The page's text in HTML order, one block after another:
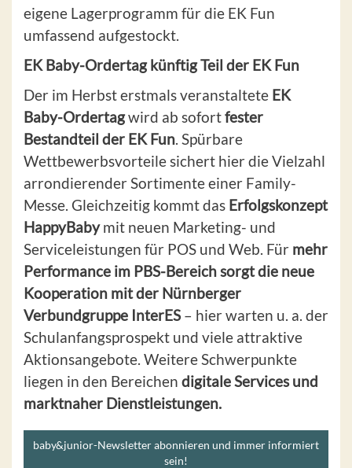
eigene Lagerprogramm für die EK Fun
umfassend aufgestockt.
EK Baby-Ordertag künftig Teil der EK Fun
Der im Herbst erstmals veranstaltete EK
Baby-Ordertagwird ab sofortfester
Bestandteil der EKFun . Spürbare
Wettbewerbsvorteile sichert hier die Vielzahl
arrondierender Sortimente einer Family-
Messe. Gleichzeitig kommt das Erfolgskonzept
HappyBabymit neuen Marketing- und
Serviceleistungen für POS und Web. Für mehr
Performance im PBS-Bereich sorgt die neue
Kooperation mit der Nürnberger
Verbundgruppe InterES– hier warten u. a. der
Schulanfangsprospekt und viele attraktive
Aktionsangebote. Weitere Schwerpunkte
liegen in den Bereichen digitale Services und
marktnaher Dienstleistungen.
baby&junior-Newsletter abonnieren und immer informiert
sein!